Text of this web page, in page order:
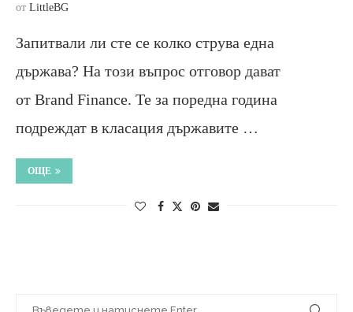
от LittleBG
Запитвали ли сте се колко струва една
държава? На този въпрос отговор дават
от Brand Finance. Те за поредна година
подреждат в класация държавите …
ОЩЕ